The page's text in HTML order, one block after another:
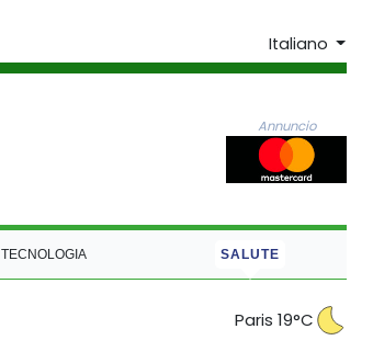
Italiano
Annuncio
TECNOLOGIA SALUTE
Paris 19°C